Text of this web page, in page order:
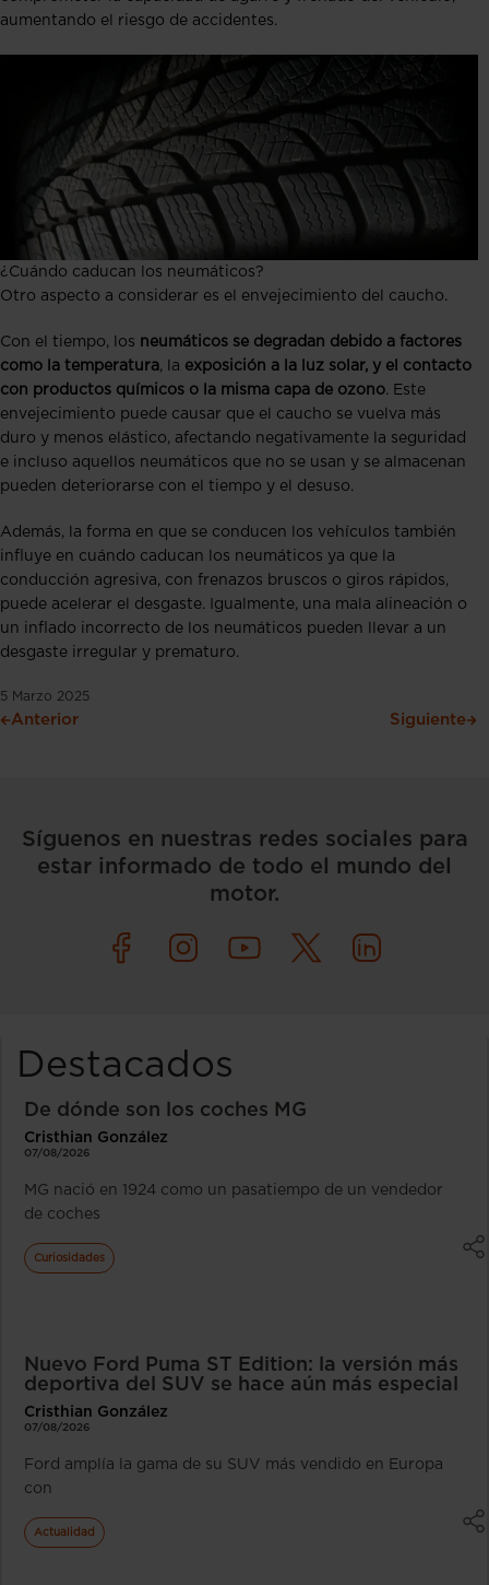
aumentando el riesgo de accidentes.
¿Cuándo caducan los neumáticos?
Otro aspecto a considerar es el envejecimiento del caucho.
Con el tiempo, los neumáticos se degradan debido a factores
como la temperatura, la exposición a la luz solar, y el contacto
con productos químicos o la misma capa de ozono. Este
envejecimiento puede causar que el caucho se vuelva más
duro y menos elástico, afectando negativamente la seguridad
e incluso aquellos neumáticos que no se usan y se almacenan
pueden deteriorarse con el tiempo y el desuso.
Además, la forma en que se conducen los vehículos también
influye en cuándo caducan los neumáticos ya que la
conducción agresiva, con frenazos bruscos o giros rápidos,
puede acelerar el desgaste. Igualmente, una mala alineación o
un inflado incorrecto de los neumáticos pueden llevar a un
desgaste irregular y prematuro.
5 Marzo 2025
Anterior Siguiente
Síguenos en nuestras redes sociales para
estar informado de todo el mundo del
motor.
Destacados
De dónde son los coches MG
Cristhian González
07/08/2026
MG nació en 1924 como un pasatiempo de un vendedor
de coches
Curiosidades
Nuevo Ford Puma ST Edition: la versión más
deportiva del SUV se hace aún más especial
Cristhian González
07/08/2026
Ford amplía la gama de su SUV más vendido en Europa
con
Actualidad